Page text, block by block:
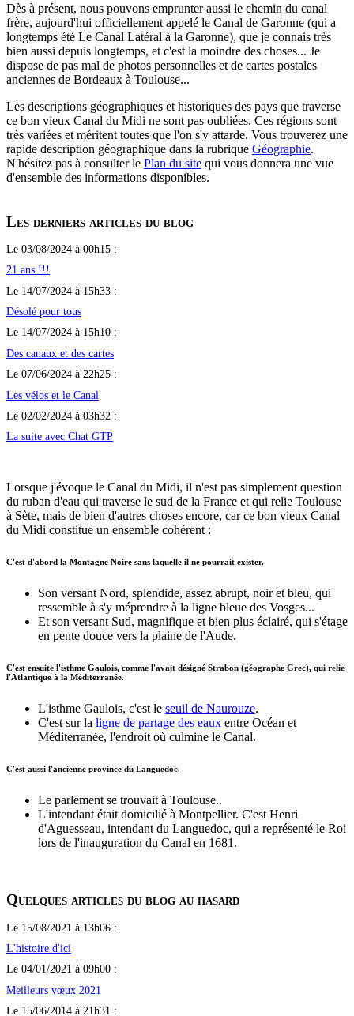
Dès à présent, nous pouvons emprunter aussi le chemin du canal
frère, aujourd'hui officiellement appelé le Canal de Garonne (qui a
longtemps été Le Canal Latéral à la Garonne), que je connais très
bien aussi depuis longtemps, et c'est la moindre des choses... Je
dispose de pas mal de photos personnelles et de cartes postales
anciennes de Bordeaux à Toulouse...
Les descriptions géographiques et historiques des pays que traverse
ce bon vieux Canal du Midi ne sont pas oubliées. Ces régions sont
très variées et méritent toutes que l'on s'y attarde. Vous trouverez une
rapide description géographique dans la rubrique Géographie.
N'hésitez pas à consulter le Plan du site qui vous donnera une vue
d'ensemble des informations disponibles.
Les derniers articles du blog
Le 03/08/2024 à 00h15 :
21 ans !!!
Le 14/07/2024 à 15h33 :
Désolé pour tous
Le 14/07/2024 à 15h10 :
Des canaux et des cartes
Le 07/06/2024 à 22h25 :
Les vélos et le Canal
Le 02/02/2024 à 03h32 :
La suite avec Chat GTP
Lorsque j'évoque le Canal du Midi, il n'est pas simplement question
du ruban d'eau qui traverse le sud de la France et qui relie Toulouse
à Sète, mais de bien d'autres choses encore, car ce bon vieux Canal
du Midi constitue un ensemble cohérent :
C'est d'abord la Montagne Noire sans laquelle il ne pourrait exister.
Son versant Nord, splendide, assez abrupt, noir et bleu, qui
ressemble à s'y méprendre à la ligne bleue des Vosges...
Et son versant Sud, magnifique et bien plus éclairé, qui s'étage
en pente douce vers la plaine de l'Aude.
C'est ensuite l'isthme Gaulois, comme l'avait désigné Strabon (géographe Grec), qui relie
l'Atlantique à la Méditerranée.
L'isthme Gaulois, c'est le seuil de Naurouze.
C'est sur la ligne de partage des eaux entre Océan et
Méditerranée, l'endroit où culmine le Canal.
C'est aussi l'ancienne province du Languedoc.
Le parlement se trouvait à Toulouse..
L'intendant était domicilié à Montpellier. C'est Henri
d'Aguesseau, intendant du Languedoc, qui a représenté le Roi
lors de l'inauguration du Canal en 1681.
Quelques articles du blog au hasard
Le 15/08/2021 à 13h06 :
L'histoire d'ici
Le 04/01/2021 à 09h00 :
Meilleurs vœux 2021
Le 15/06/2014 à 21h31 :